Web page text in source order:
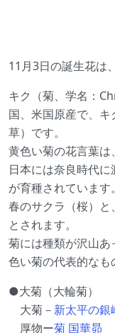
11月3日の誕生花は、
キク（菊、学名：
国、米国原産で、
草）です。
黄色い菊の花言葉は
日本には奈良時代
が育種されています。
春のサクラ（桜） と
とされます。
菊には種類が沢山
色い菊の代表的なも
●大菊（大輪菊）
大菊－ 新太平の銀
厚物ー菊 国華昴